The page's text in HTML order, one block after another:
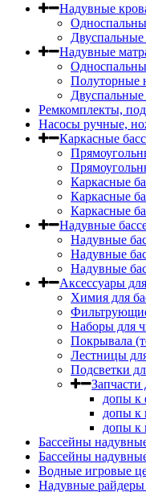
Надувные
Надувные
Полуторные
Ремкомплекты,
Насосы ручные,
Каркасные
Каркасные
Каркасные
Каркасные
Надувные
Надувные
Надувные
Надувные
Аксессуары
Химия для
Наборы для
Покрывала
Лестницы
Подсветки
допы к
допы к
допы к
Бассейны
Бассейны
Водные игровые
Надувные